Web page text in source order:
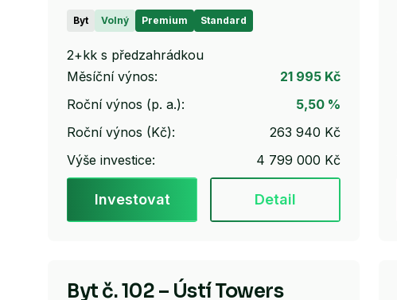
Byt Volný Premium Standard
2+kk s předzahrádkou
Měsíční výnos:
21 995 Kč
Roční výnos (p. a.):
5,50 %
Roční výnos (Kč):
263 940 Kč
Výše investice:
4 799 000 Kč
Investovat Detail
Byt č. 102 – Ústí Towers